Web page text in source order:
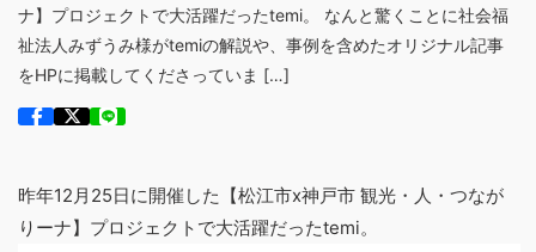
ナ】プロジェクトで大活躍だったtemi。 なんと驚くことに社会福
祉法人みずうみ様がtemiの解説や、事例を含めたオリジナル記事
をHPに掲載してくださっていま […]
昨年12月25日に開催した【松江市x神戸市 観光・人・つなが
りーナ】プロジェクトで大活躍だったtemi。